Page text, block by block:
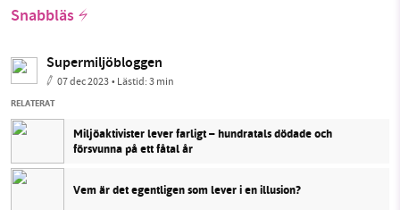
Snabbläs
Supermiljöbloggen
07 dec 2023• Lästid:3 min
RELATERAT
Miljöaktivister lever farligt – hundratals dödade och
försvunna på ett fåtal år
Vem är det egentligen som lever i en illusion?